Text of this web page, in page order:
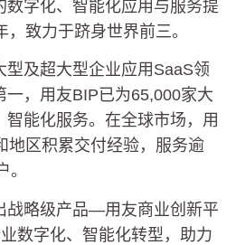
数字化、智能化应用与服务提
致力于跻身世界前三。
型及超大型企业应用SaaS领
一，用友BIP已为65,000家大
能化服务。在全球市场，用
地区积累交付经验，服务逾
战略级产品—用友商业创新平
数字化、智能化转型，助力